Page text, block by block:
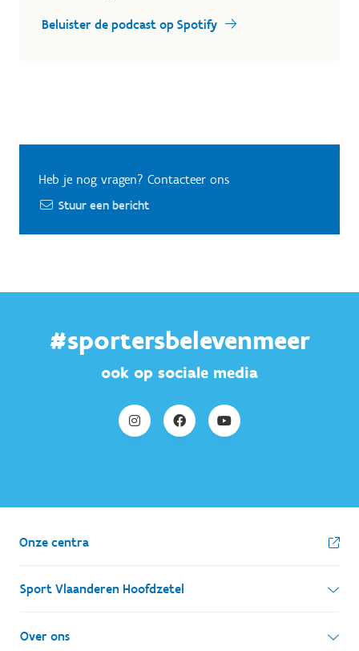
Beluister de podcast op Spotify
Heb je nog vragen? Contacteer ons
Stuur een bericht
#sportersbelevenmeer
ook op sociale media
Onze centra
Sport Vlaanderen Hoofdzetel
Simon Bolivarlaan 17
Over ons